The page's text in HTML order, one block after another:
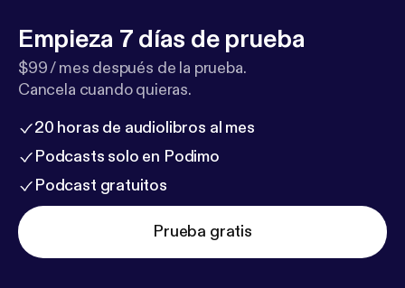
Empieza 7 días de prueba
$99 / mes después de la prueba.
Cancela cuando quieras.
20 horas de audiolibros al mes
Podcasts solo en Podimo
Podcast gratuitos
Prueba gratis